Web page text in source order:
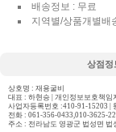
배송정보 : 무료
지역별/상품개별배
상점정
상호명 : 재용굴비
대표 : 하현승 | 개인정보보호책임
사업자등록번호 :410-91-15203 |
전화 : 061-356-0433,010-3625-
주소 : 전라남도 영광군 법성면 법